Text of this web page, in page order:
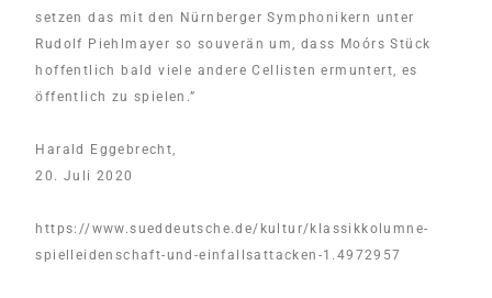
setzen das mit den
Nürnberger Symphoniker n unter
Rudolf Piehlmayer so souverän um, dass Moórs Stück
hoffentlich bald viele andere Cellisten ermuntert, es
öffentlich zu spielen.”
Harald Eggebrecht,
20. Juli 2020
https://www.sueddeutsche.de/kultur/klassikkolumne-
spielleidenschaft-und-einfallsattacken-1.4972957